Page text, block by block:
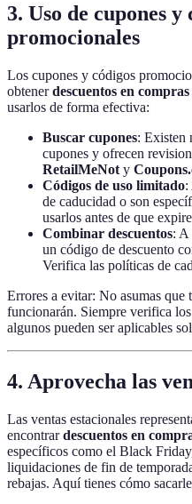
3. Uso de cupones y
promocionales
Los cupones y códigos
obtenerdescuentos en
usarlos de forma efectiva:
Buscar cupones: Existen
cupones y ofrecen
RetailMeNot y
Códigos de uso limitado:
de caducidad o son
usarlos antes de que
Combinar descuentos: A
un código de descuento
Verifica las políticas de
Errores a evitar: No asumas que
funcionarán. Siempre verifica
algunos pueden ser aplicables
4. Aprovecha las
Las ventas estacionales
encontrardescuentos en
específicos como el Black
liquidaciones de fin de
rebajas. Aquí tienes cómo